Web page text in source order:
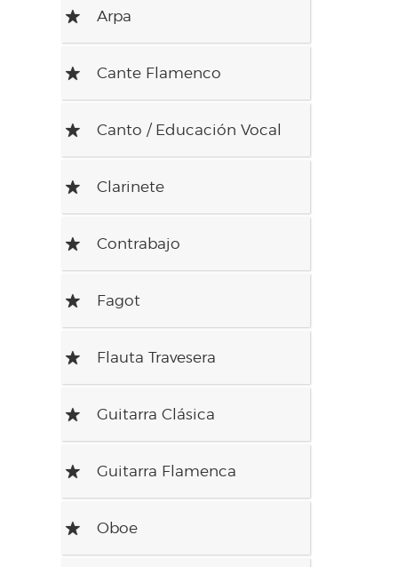
R Arpa
R Cante Flamenco
R Canto / Educación Vocal
R Clarinete
R Contrabajo
R Fagot
R Flauta Travesera
R Guitarra Clásica
R Guitarra Flamenca
R Oboe